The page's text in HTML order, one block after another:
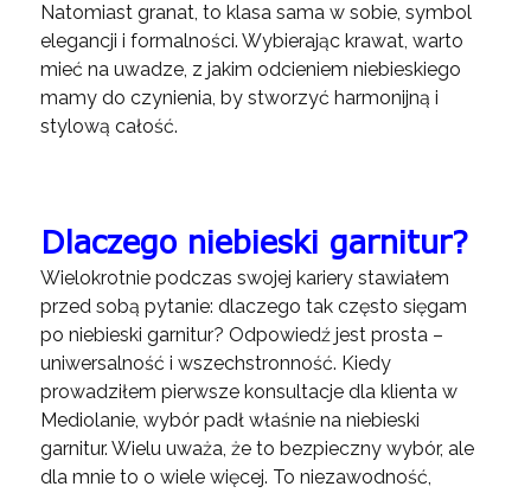
Natomiast granat, to klasa sama w sobie, symbol
elegancji i formalności. Wybierając krawat, warto
mieć na uwadze, z jakim odcieniem niebieskiego
mamy do czynienia, by stworzyć harmonijną i
stylową całość.
Dlaczego niebieski garnitur?
Wielokrotnie podczas swojej kariery stawiałem
przed sobą pytanie: dlaczego tak często sięgam
po niebieski garnitur? Odpowiedź jest prosta –
uniwersalność i wszechstronność. Kiedy
prowadziłem pierwsze konsultacje dla klienta w
Mediolanie, wybór padł właśnie na niebieski
garnitur. Wielu uważa, że to bezpieczny wybór, ale
dla mnie to o wiele więcej. To niezawodność,